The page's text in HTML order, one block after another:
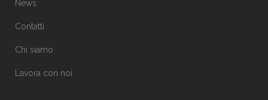
News
Contatti
Chi siamo
Lavora con noi